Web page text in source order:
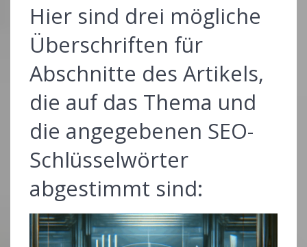
Hier sind drei mögliche
Überschriften für
Abschnitte des Artikels,
die auf das Thema und
die angegebenen SEO-
Schlüsselwörter
abgestimmt sind: